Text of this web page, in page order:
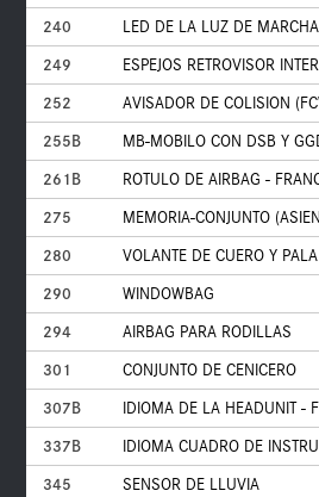
240
LED DE LA LUZ DE
249
ESPEJOS RETROVISOR
252
AVISADOR DE COLISION
255B
MB-MOBILO CON DSB Y
261B
ROTULO DE AIRBAG -
275
MEMORIA-CONJUNTO
280
VOLANTE DE CUERO Y
290
WINDOWBAG
294
AIRBAG PARA RODILLAS
301
CONJUNTO DE CENICERO
307B
IDIOMA DE LA HEADUNIT -
337B
IDIOMA CUADRO DE
345
SENSOR DE LLUVIA